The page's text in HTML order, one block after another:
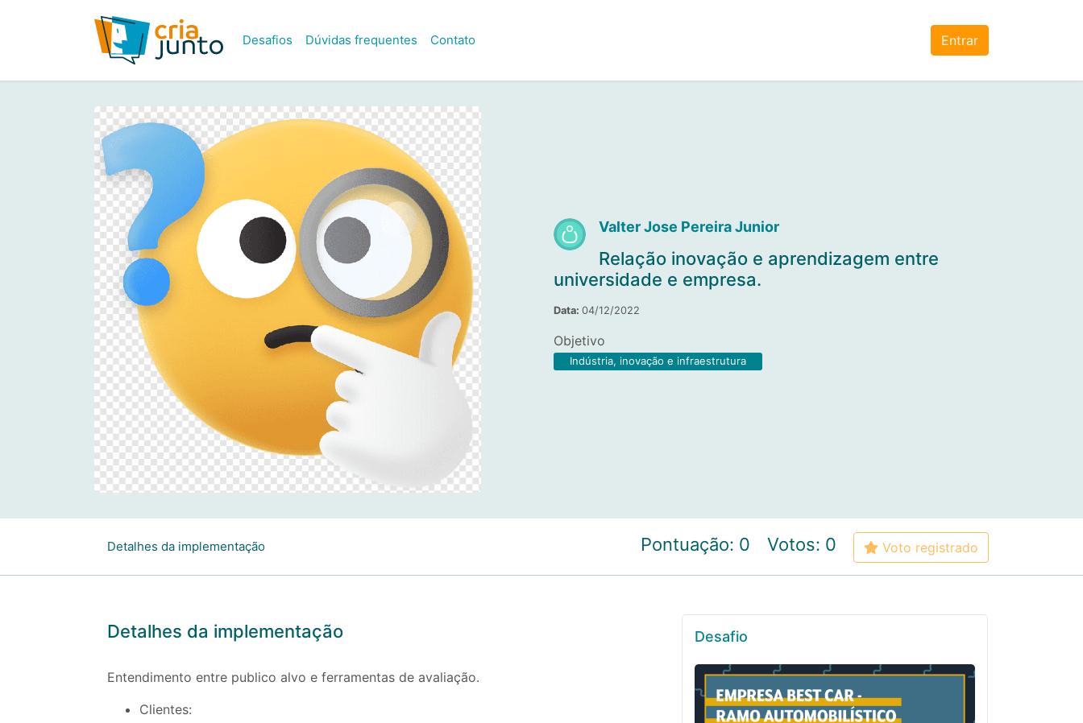
Desafios Dúvidas frequentes Contato Entrar
Valter Jose Pereira Junior
Relação inovação e aprendizagem entre
universidade e empresa.
Data: 04/12/2022
Objetivo
Indústria, inovação e infraestrutura
Pontuação: 0 Votos: 0 Voto registrado
Detalhes da implementação
Detalhes da implementação
Entendimento entre publico alvo e ferramentas de avaliação.
Clientes:
Desafio